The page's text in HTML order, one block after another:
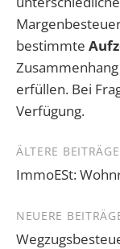
bestimmte
erfüllen. Bei
Verfügung.
ÄLTERE BEITRÄGE
ImmoESt:
NEUERE